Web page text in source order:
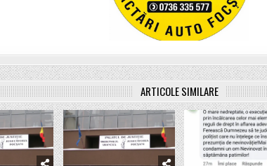
ARTICOLE SIMILARE